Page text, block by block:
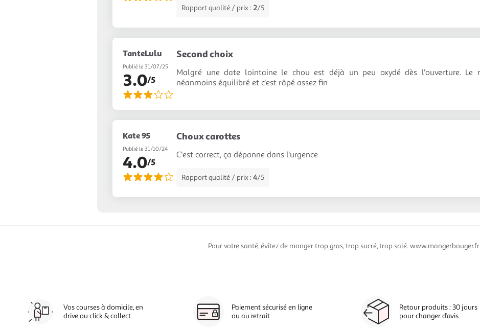
Rapport qualité / prix : 2/5
TanteLulu
Publié le 31/07/25
3.0/5
Second choix
Malgré une date lointaine le chou est déjà un peu oxydé dès l'ouverture. Le
néanmoins équilibré et c'est râpé assez fin
Kate 95
Publié le 31/10/24
4.0/5
Choux carottes
C'est correct, ça dépanne dans l'urgence
Rapport qualité / prix : 4/5
Pour votre santé, évitez de manger trop gras, trop sucré, trop salé. www.mangerbouger.fr
Vos courses à domicile, en
drive ou click & collect
Paiement sécurisé en ligne
ou au retrait
Retour produits : 30 jours
pour changer d’avis